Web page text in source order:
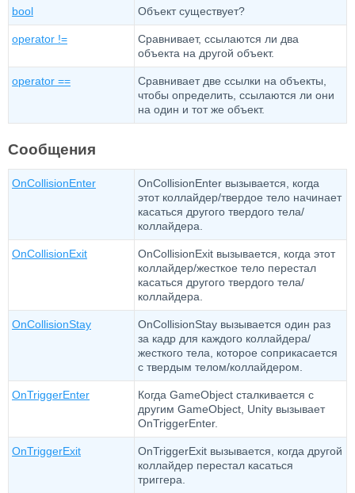
bool Объект существует?
operator !=
Сравнивает, ссылаются ли два
объекта на другой объект.
operator ==
Сравнивает две ссылки на объекты,
чтобы определить, ссылаются ли они
на один и тот же объект.
Сообщения
OnCollisionEnter
OnCollisionEnter вызывается, когда
этот коллайдер/твердое тело начинает
касаться другого твердого тела/
коллайдера.
OnCollisionExit
OnCollisionExit вызывается, когда этот
коллайдер/жесткое тело перестал
касаться другого твердого тела/
коллайдера.
OnCollisionStay
OnCollisionStay вызывается один раз
за кадр для каждого коллайдера/
жесткого тела, которое соприкасается
с твердым телом/коллайдером.
OnTriggerEnter
Когда GameObject сталкивается с
другим GameObject, Unity вызывает
OnTriggerEnter.
OnTriggerExit
OnTriggerExit вызывается, когда другой
коллайдер перестал касаться
триггера.